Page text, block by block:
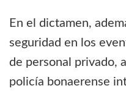
En el dictamen,
seguridad en los
de personal privado,
policía bonaerense